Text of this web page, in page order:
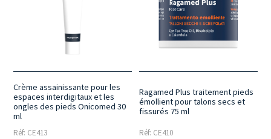
Crème assainissante pour les
espaces interdigitaux et les
ongles des pieds Onicomed 30
ml
Réf: CE413
Ragamed Plus traitement pieds
émollient pour talons secs et
fissurés 75 ml
Réf: CE410